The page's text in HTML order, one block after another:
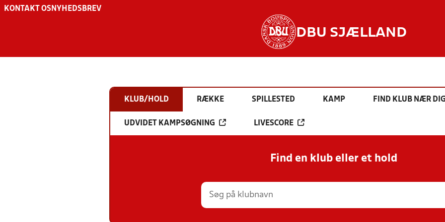
KONTAKT OS NYHEDSBREV
DBU SJÆLLAND
KLUB/HOLD RÆKKE SPILLESTED KAMP FIND KLUB NÆR
UDVIDET KAMPSØGNING LIVESCORE
Find en klub eller et hold